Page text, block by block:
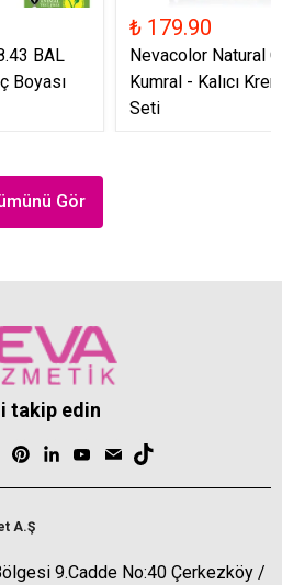
BAL
Boyası
₺ 179.90
Nevacolor Natural
Kumral - Kalıcı
Seti
Gör
takip edin
A.Ş
9.Cadde No:40 Çerkezköy /